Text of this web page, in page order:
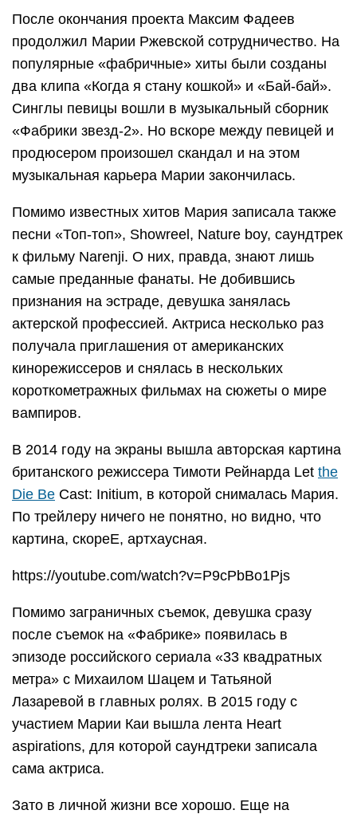
После окончания проекта Максим Фадеев
продолжил Марии Ржевской сотрудничество. На
популярные «фабричные» хиты были созданы
два клипа «Когда я стану кошкой» и «Бай-бай».
Синглы певицы вошли в музыкальный сборник
«Фабрики звезд-2». Но вскоре между певицей и
продюсером произошел скандал и на этом
музыкальная карьера Марии закончилась.
Помимо известных хитов Мария записала также
песни «Топ-топ», Showreel, Nature boy, саундтрек
к фильму Narenji. О них, правда, знают лишь
самые преданные фанаты. Не добившись
признания на эстраде, девушка занялась
актерской профессией. Актриса несколько раз
получала приглашения от американских
кинорежиссеров и снялась в нескольких
короткометражных фильмах на сюжеты о мире
вампиров.
В 2014 году на экраны вышла авторская картина
британского режиссера Тимоти Рейнарда Let the
Die Be Cast: Initium, в которой снималась Мария.
По трейлеру ничего не понятно, но видно, что
картина, скореЕ, артхаусная.
https://youtube.com/watch?v=P9cPbBo1Pjs
Помимо заграничных съемок, девушка сразу
после съемок на «Фабрике» появилась в
эпизоде российского сериала «33 квадратных
метра» с Михаилом Шацем и Татьяной
Лазаревой в главных ролях. В 2015 году с
участием Марии Каи вышла лента Нeart
aspirations, для которой саундтреки записала
сама актриса.
Зато в личной жизни все хорошо. Еще на